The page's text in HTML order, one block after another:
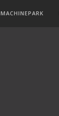
MACHINEPARK